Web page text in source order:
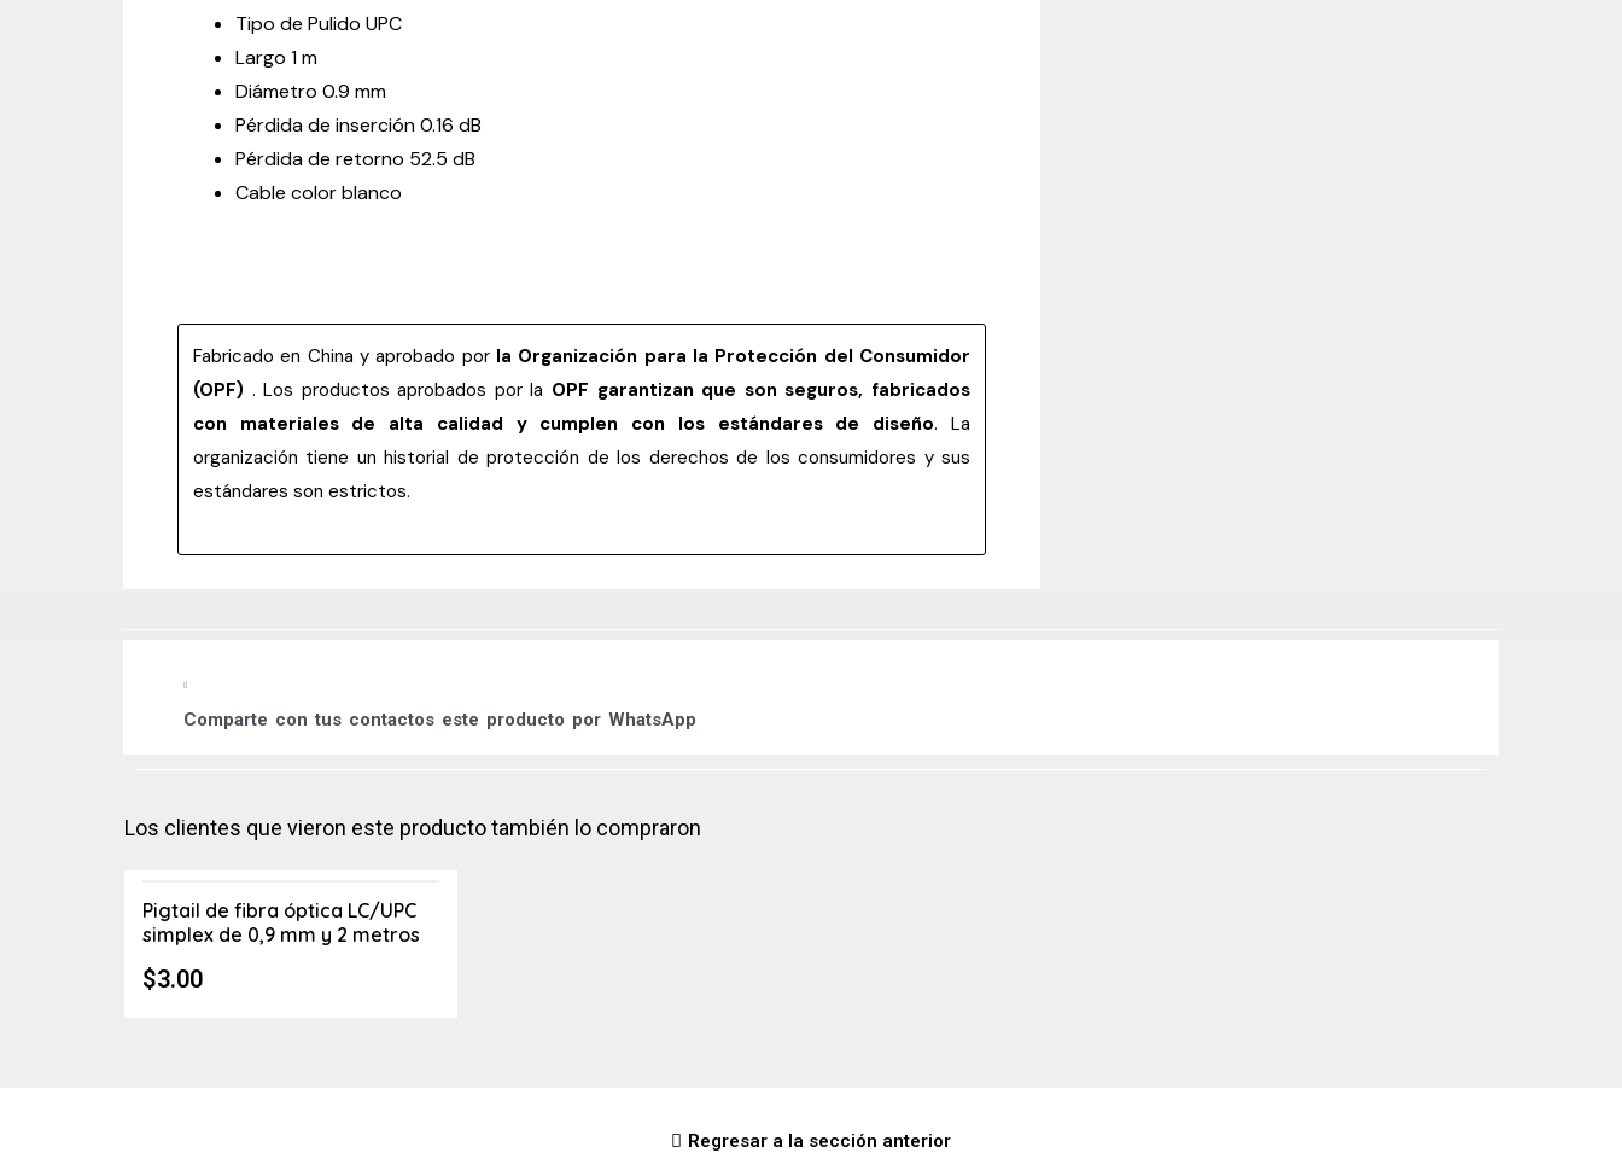
Tipo de Pulido UPC
Largo 1 m
Diámetro 0.9 mm
Pérdida de inserción 0.16 dB
Pérdida de retorno 52.5 dB
Cable color blanco
Fabricado en China y aprobado por la Organización para la Protección del Consumidor
(OPF) . Los productos aprobados por la OPF garantizan que son seguros, fabricados
con materiales de alta calidad y cumplen con los estándares de diseño. La
organización tiene un historial de protección de los derechos de los consumidores y sus
estándares son estrictos.
Comparte con tus contactos este producto por WhatsApp
Los clientes que vieron este producto también lo compraron
Pigtail de fibra óptica LC/UPC
simplex de 0,9 mm y 2 metros
$3.00
Regresar a la sección anterior